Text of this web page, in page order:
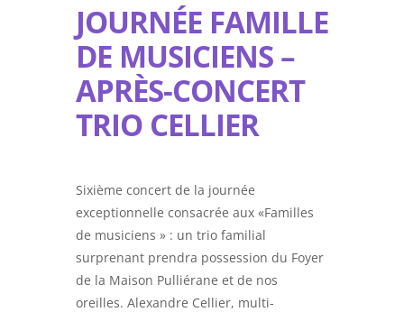
JOURNÉE FAMILLE
DE MUSICIENS –
APRÈS-CONCERT
TRIO CELLIER
Sixième concert de la journée
exceptionnelle consacrée aux «Familles
de musiciens » : un trio familial
surprenant prendra possession du Foyer
de la Maison Pulliérane et de nos
oreilles. Alexandre Cellier, multi-